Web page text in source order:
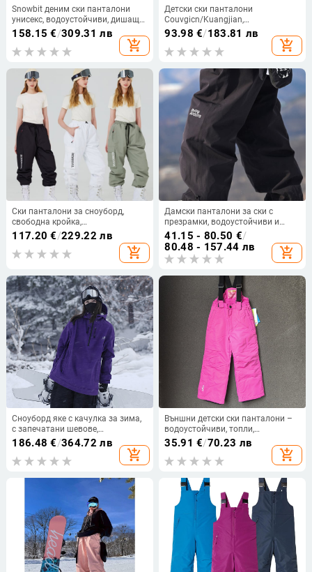
Snowbit деним ски панталони
унисекс, водоустойчиви, дишащи,
ветроустойчиви и
износоустойчиви, подплатени с
велур
158.15 €/309.31 лв
add_shopping_cart
Детски ски панталони
Couvgicn/Kuangjian,
водоустойчиви и топли, пълнител
от коприна, подплата 300T
pongee, стил 0308
93.98 €/183.81 лв
add_shopping_cart
Ски панталони за сноуборд,
свободна кройка,
ветроустойчиви, водоустойчиви,
стилни — Бимодал, код 1219,
пускане през 2024 г.
117.20 €/229.22 лв
add_shopping_cart
Дамски панталони за ски с
презрамки, водоустойчиви и
топли, тесно прилепнали снежни
панталони за сноуборд и
алпийски ски
41.15 - 80.50 €/
80.48 - 157.44 лв
add_shopping_cart
Сноуборд яке с качулка за зима,
с запечатани шевове,
водоустойчиво, ветроустойчиво
и дишащо външно облекло.
186.48 €/364.72 лв
add_shopping_cart
Външни детски ски панталони –
водоустойчиви, топли,
издръжливи, пълнеж от памук за
35.91 €/70.23 лв
add_shopping_cart